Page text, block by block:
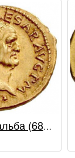
Аурей / Гальба (68 - 69 гг.)